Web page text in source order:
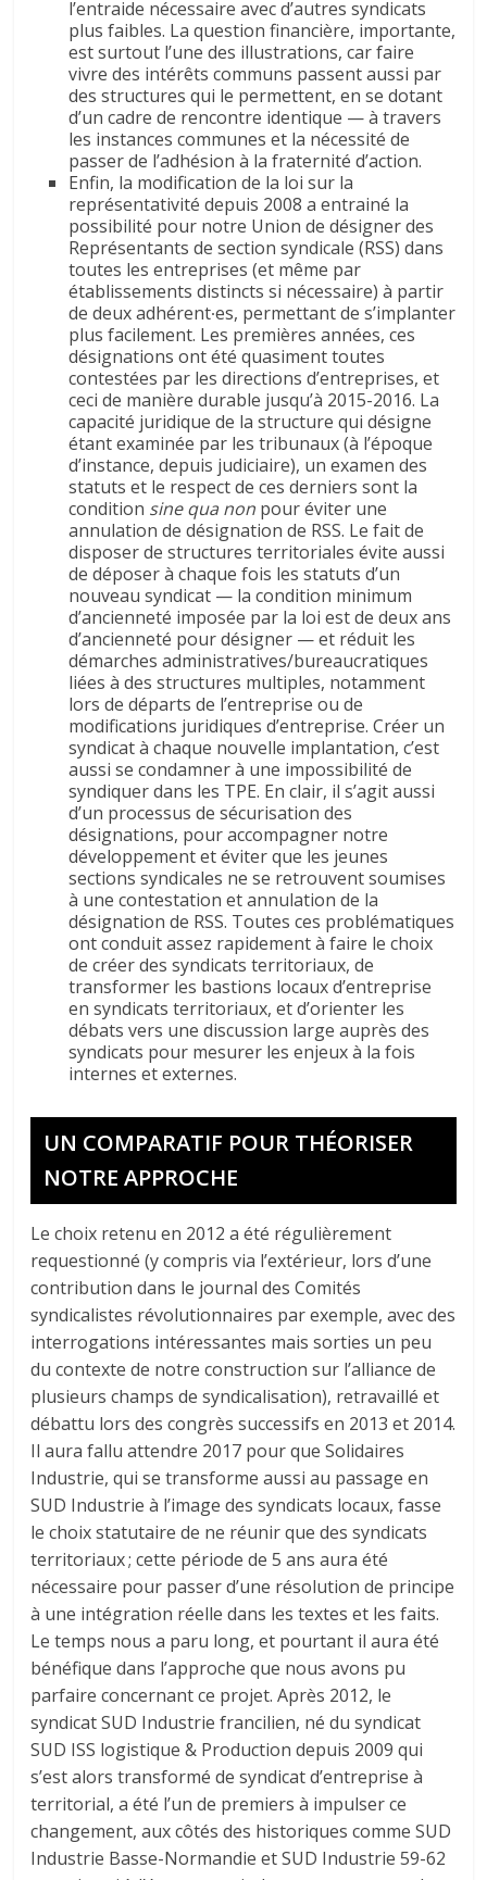
l’entraide nécessaire avec d’autres syndicats
plus faibles. La question financière, importante,
est surtout l’une des illustrations, car faire
vivre des intérêts communs passent aussi par
des structures qui le permettent, en se dotant
d’un cadre de rencontre identique — à travers
les instances communes et la nécessité de
passer de l’adhésion à la fraternité d’action.
Enfin, la modification de la loi sur la
représentativité depuis 2008 a entrainé la
possibilité pour notre Union de désigner des
Représentants de section syndicale (RSS) dans
toutes les entreprises (et même par
établissements distincts si nécessaire) à partir
de deux adhérent∙es, permettant de s’implanter
plus facilement. Les premières années, ces
désignations ont été quasiment toutes
contestées par les directions d’entreprises, et
ceci de manière durable jusqu’à 2015-2016. La
capacité juridique de la structure qui désigne
étant examinée par les tribunaux (à l’époque
d’instance, depuis judiciaire), un examen des
statuts et le respect de ces derniers sont la
condition sine qua non pour éviter une
annulation de désignation de RSS. Le fait de
disposer de structures territoriales évite aussi
de déposer à chaque fois les statuts d’un
nouveau syndicat — la condition minimum
d’ancienneté imposée par la loi est de deux ans
d’ancienneté pour désigner — et réduit les
démarches administratives/bureaucratiques
liées à des structures multiples, notamment
lors de départs de l’entreprise ou de
modifications juridiques d’entreprise. Créer un
syndicat à chaque nouvelle implantation, c’est
aussi se condamner à une impossibilité de
syndiquer dans les TPE. En clair, il s’agit aussi
d’un processus de sécurisation des
désignations, pour accompagner notre
développement et éviter que les jeunes
sections syndicales ne se retrouvent soumises
à une contestation et annulation de la
désignation de RSS. Toutes ces problématiques
ont conduit assez rapidement à faire le choix
de créer des syndicats territoriaux, de
transformer les bastions locaux d’entreprise
en syndicats territoriaux, et d’orienter les
débats vers une discussion large auprès des
syndicats pour mesurer les enjeux à la fois
internes et externes.
UN COMPARATIF POUR THÉORISER
NOTRE APPROCHE
Le choix retenu en 2012 a été régulièrement
requestionné (y compris via l’extérieur, lors d’une
contribution dans le journal des Comités
syndicalistes révolutionnaires par exemple, avec des
interrogations intéressantes mais sorties un peu
du contexte de notre construction sur l’alliance de
plusieurs champs de syndicalisation), retravaillé et
débattu lors des congrès successifs en 2013 et 2014.
Il aura fallu attendre 2017 pour que Solidaires
Industrie, qui se transforme aussi au passage en
SUD Industrie à l’image des syndicats locaux, fasse
le choix statutaire de ne réunir que des syndicats
territoriaux ; cette période de 5 ans aura été
nécessaire pour passer d’une résolution de principe
à une intégration réelle dans les textes et les faits.
Le temps nous a paru long, et pourtant il aura été
bénéfique dans l’approche que nous avons pu
parfaire concernant ce projet. Après 2012, le
syndicat SUD Industrie francilien, né du syndicat
SUD ISS logistique & Production depuis 2009 qui
s’est alors transformé de syndicat d’entreprise à
territorial, a été l’un de premiers à impulser ce
changement, aux côtés des historiques comme SUD
Industrie Basse-Normandie et SUD Industrie 59-62